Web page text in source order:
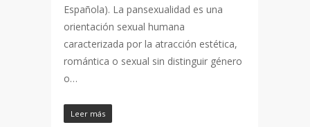
Española). La pansexualidad es una
orientación sexual humana
caracterizada por la atracción estética,
romántica o sexual sin distinguir género
o…
Leer más